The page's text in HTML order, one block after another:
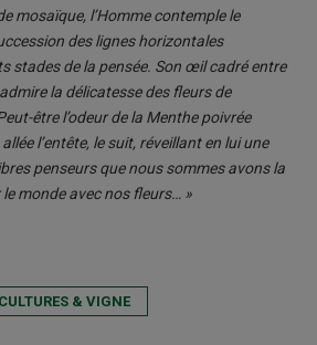
mosaïque, l’Homme contemple le
des lignes horizontales
stades de la pensée. Son œil cadré entre
la délicatesse des fleurs de
être l’odeur de la Menthe poivrée
l’entête, le suit, réveillant en lui une
penseurs que nous sommes avons la
monde avec nos fleurs… »
CULTURES & VIGNE